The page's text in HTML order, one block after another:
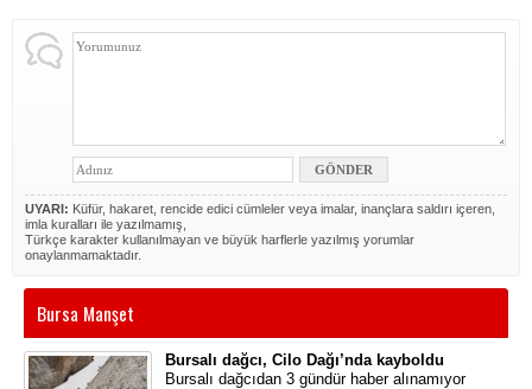
UYARI: Küfür, hakaret, rencide edici cümleler veya imalar, inançlara saldırı içeren,
imla kuralları ile yazılmamış,
Türkçe karakter kullanılmayan ve büyük harflerle yazılmış yorumlar
onaylanmamaktadır.
Bursa Manşet
Bursalı dağcı, Cilo Dağı’nda kayboldu
Bursalı dağcıdan 3 gündür haber alınamıyor